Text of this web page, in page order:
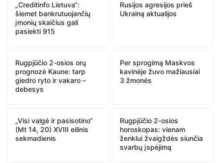
„Creditinfo Lietuva“:
šiemet bankrutuojančių
įmonių skaičius gali
pasiekti 915
Rusijos agresijos prieš
Ukrainą aktualijos
Rugpjūčio 2-osios orų
prognozė Kaune: tarp
giedro ryto ir vakaro –
debesys
Per sprogimą Maskvos
kavinėje žuvo mažiausiai
3 žmonės
„Visi valgė ir pasisotino“
(Mt 14, 20) XVIII eilinis
sekmadienis
Rugpjūčio 2-osios
horoskopas: vienam
ženklui žvaigždės siunčia
svarbų įspėjimą